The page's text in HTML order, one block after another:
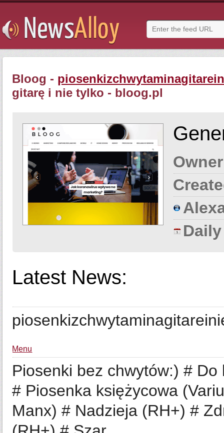
Bloog -
gitarę i nie tylko - bloog.pl
Latest News:
Menu
Piosenki bez chwytów:) #
# Piosenka księżycowa
Manx) # Nadzieja (RH+) #